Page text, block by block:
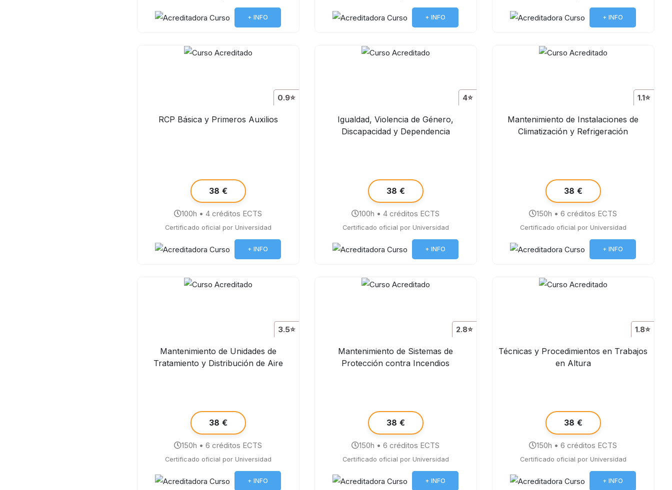
+ INFO + INFO + INFO
0.9⭐
RCP Básica y Primeros Auxilios
38 €
100h • 4 créditos ECTS
Certificado oficial por Universidad
+ INFO
4⭐
Igualdad, Violencia de Género,
Discapacidad y Dependencia
38 €
100h • 4 créditos ECTS
Certificado oficial por Universidad
+ INFO
1.1⭐
Mantenimiento de Instalaciones de
Climatización y Refrigeración
38 €
150h • 6 créditos ECTS
Certificado oficial por Universidad
+ INFO
3.5⭐
Mantenimiento de Unidades de
Tratamiento y Distribución de Aire
38 €
150h • 6 créditos ECTS
Certificado oficial por Universidad
+ INFO
2.8⭐
Mantenimiento de Sistemas de
Protección contra Incendios
38 €
150h • 6 créditos ECTS
Certificado oficial por Universidad
+ INFO
1.8⭐
Técnicas y Procedimientos en Trabajos
en Altura
38 €
150h • 6 créditos ECTS
Certificado oficial por Universidad
+ INFO